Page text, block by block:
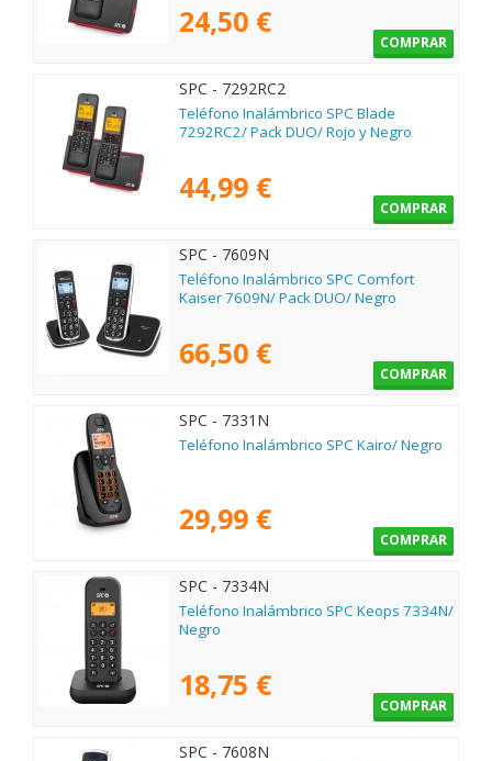
24,50 €
COMPRAR
SPC - 7292RC2
Teléfono Inalámbrico SPC Blade
7292RC2/ Pack DUO/ Rojo y Negro
44,99 €
COMPRAR
SPC - 7609N
Teléfono Inalámbrico SPC Comfort
Kaiser 7609N/ Pack DUO/ Negro
66,50 €
COMPRAR
SPC - 7331N
Teléfono Inalámbrico SPC Kairo/ Negro
29,99 €
COMPRAR
SPC - 7334N
Teléfono Inalámbrico SPC Keops 7334N/
Negro
18,75 €
COMPRAR
SPC - 7608N